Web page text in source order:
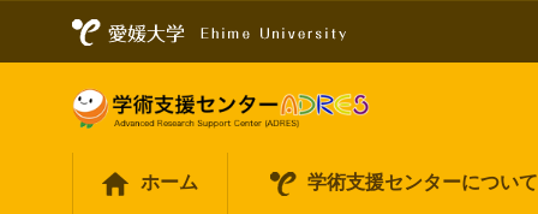
ホーム 学術支援センターについて